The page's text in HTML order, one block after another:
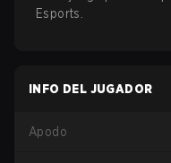
Esports
INFO DEL JUGADOR
Apodo